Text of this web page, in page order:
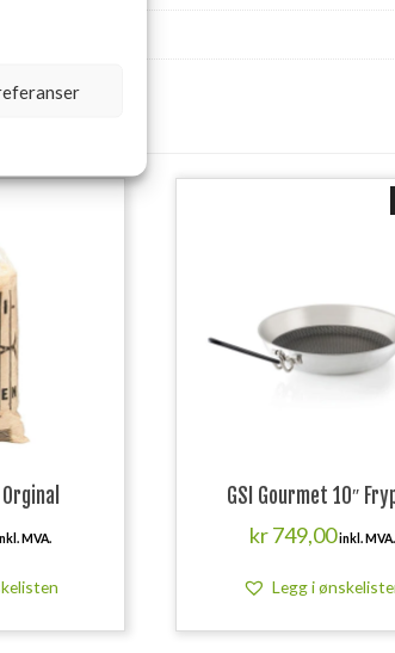
MVA.
GSI Gourmet 10″
kr749,00inkl. MVA.
Legg i